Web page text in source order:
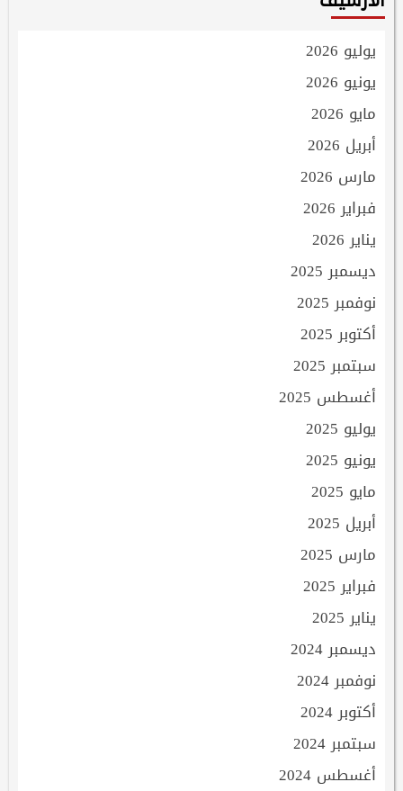
يوليو 2026
يونيو 2026
مايو 2026
أبريل 2026
مارس 2026
فبراير 2026
يناير 2026
ديسمبر 2025
نوفمبر 2025
أكتوبر 2025
سبتمبر 2025
أغسطس 2025
يوليو 2025
يونيو 2025
مايو 2025
أبريل 2025
مارس 2025
فبراير 2025
يناير 2025
ديسمبر 2024
نوفمبر 2024
أكتوبر 2024
سبتمبر 2024
أغسطس 2024